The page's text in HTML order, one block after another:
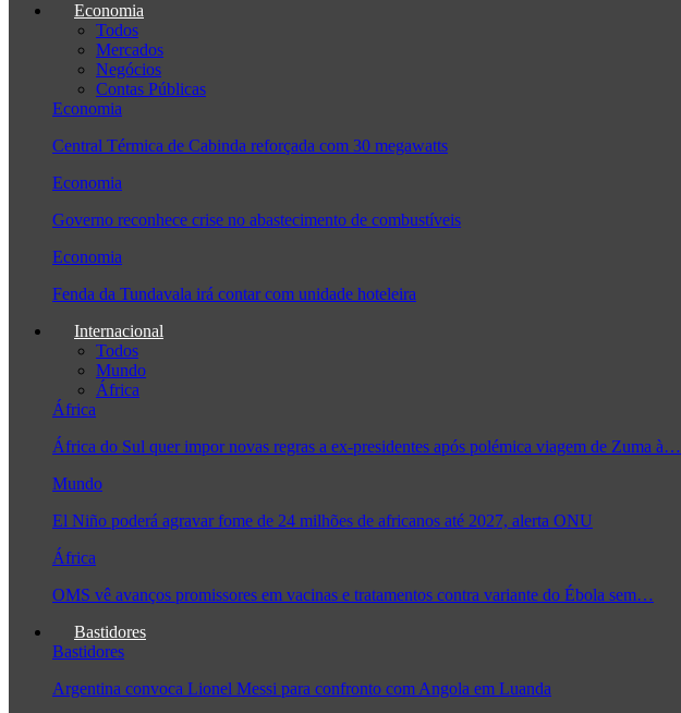
Economia
Todos
Mercados
Negócios
Contas Públicas
Economia
Central Térmica de Cabinda reforçada com 30 megawatts
Economia
Governo reconhece crise no abastecimento de combustíveis
Economia
Fenda da Tundavala irá contar com unidade hoteleira
Internacional
Todos
Mundo
África
África
África do Sul quer impor novas regras a ex-presidentes após polémica viagem de Zuma à…
Mundo
El Niño poderá agravar fome de 24 milhões de africanos até 2027, alerta ONU
África
OMS vê avanços promissores em vacinas e tratamentos contra variante do Ébola sem…
Bastidores
Bastidores
Argentina convoca Lionel Messi para confronto com Angola em Luanda